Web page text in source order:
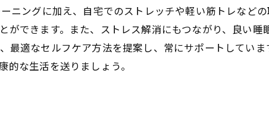
ニングに加え、自宅でのストレッチや軽い筋トレなど
できます。また、ストレス解消にもつながり、良い睡
最適なセルフケア方法を提案し、常にサポートしてい
な生活を送りましょう。